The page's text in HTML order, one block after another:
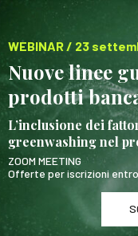
WEBINAR / 23
Nuove linee
prodotti
L’inclusione dei
greenwashing nel
ZOOM MEETING
Offerte per iscrizioni